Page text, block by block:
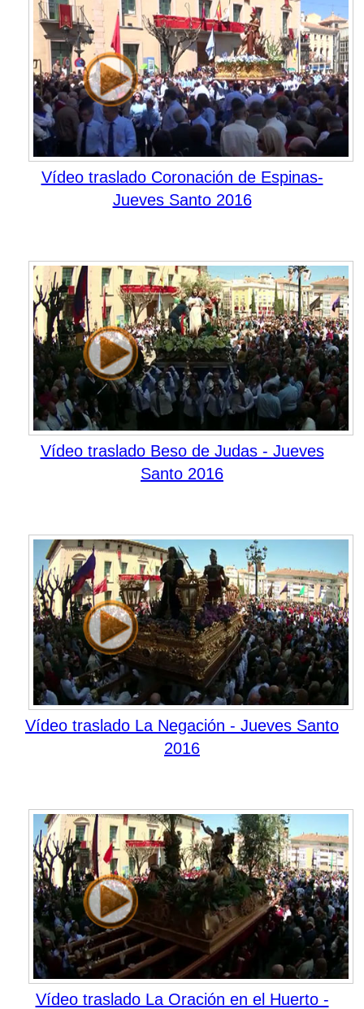
Vídeo traslado Coronación de Espinas-
Jueves Santo 2016
Vídeo traslado Beso de Judas - Jueves
Santo 2016
Vídeo traslado La Negación - Jueves Santo
2016
Vídeo traslado La Oración en el Huerto -